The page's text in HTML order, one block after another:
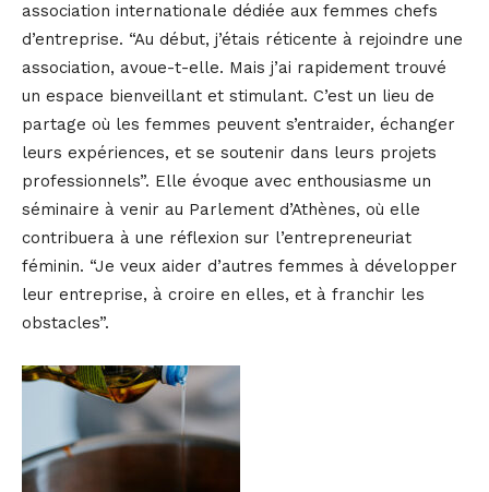
association internationale dédiée aux femmes chefs
d’entreprise. “Au début, j’étais réticente à rejoindre une
association, avoue-t-elle. Mais j’ai rapidement trouvé
un espace bienveillant et stimulant. C’est un lieu de
partage où les femmes peuvent s’entraider, échanger
leurs expériences, et se soutenir dans leurs projets
professionnels”. Elle évoque avec enthousiasme un
séminaire à venir au Parlement d’Athènes, où elle
contribuera à une réflexion sur l’entrepreneuriat
féminin. “Je veux aider d’autres femmes à développer
leur entreprise, à croire en elles, et à franchir les
obstacles”.